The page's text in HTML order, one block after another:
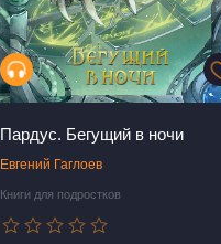
Пардус. Бегущий в ночи
Евгений Гаглоев
Книги для подростков